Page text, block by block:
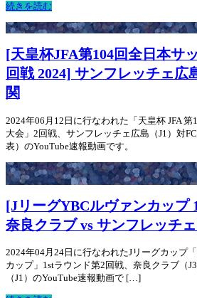
続きを読む
[天皇杯JFA第104回全日本サ
回戦 2024] サンフレッチェ広
関
2024年06月12日に行なわれた「天皇杯 JFA
大会」2回戦、サンフレッチェ広島（J1）対
表）のYouTube速報動画です。
[JリーグYBCルヴァンカップ
奈良クラブ vs サンフレッチ
2024年04月24日に行なわれたJリーグカップ
カップ」1stラウンド第2回戦、奈良クラブ（
（J1）のYouTube速報動画で […]